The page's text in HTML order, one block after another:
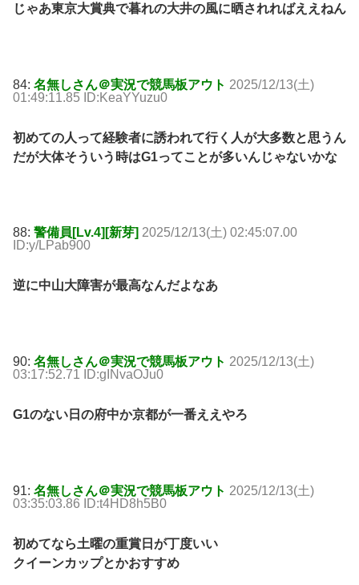
じゃあ東京大賞典で暮れの大井の風に晒されればええねん
84: 名無しさん＠実況で競馬板アウト 2025/12/13(土)
01:49:11.85 ID:KeaYYuzu0
初めての人って経験者に誘われて行く人が大多数と思うん
だが大体そういう時はG1ってことが多いんじゃないかな
88: 警備員[Lv.4][新芽] 2025/12/13(土) 02:45:07.00
ID:y/LPab900
逆に中山大障害が最高なんだよなあ
90: 名無しさん＠実況で競馬板アウト 2025/12/13(土)
03:17:52.71 ID:gINvaOJu0
G1のない日の府中か京都が一番ええやろ
91: 名無しさん＠実況で競馬板アウト 2025/12/13(土)
03:35:03.86 ID:t4HD8h5B0
初めてなら土曜の重賞日が丁度いい
クイーンカップとかおすすめ